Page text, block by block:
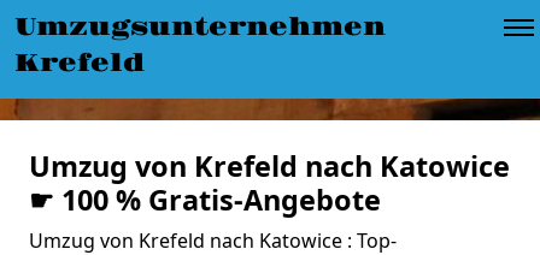
Umzugsunternehmen
Krefeld
Umzug von Krefeld nach Katowice
☛ 100 % Gratis-Angebote
Umzug von Krefeld nach Katowice : Top-